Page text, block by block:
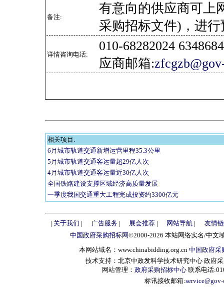
备注:
有意向的供应商可上
采购招标文件)，进
详情咨询电话:
010-68282024
应商邮箱:
相关项目:
6月城市轨道交通新增运营里程35.3公里
5月城市轨道交通客运量超29亿人次
4月城市轨道交通客运量近30亿人次
全国铁路建设支撑区域经济高质量发展
一季度我国交通重大工程完成投资约3300亿元
| 关于我们 | 广告服务| 展会推荐| 网站导航 |
友情
中国政府采购招标网©2000-2026 本站网络实名/中文
本网站域名：www.chinabidding.org.cn 中国政府采
技术支持：北京中政发科学技术研究中心 政府
网站管理： 政府采购招标中心 联系电话
标讯接收邮箱: